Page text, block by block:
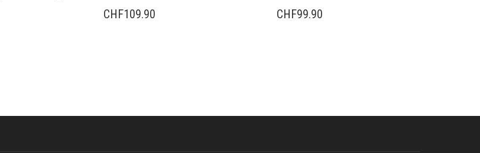
CHF109.90
CHF99.90